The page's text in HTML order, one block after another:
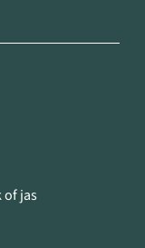
of jas